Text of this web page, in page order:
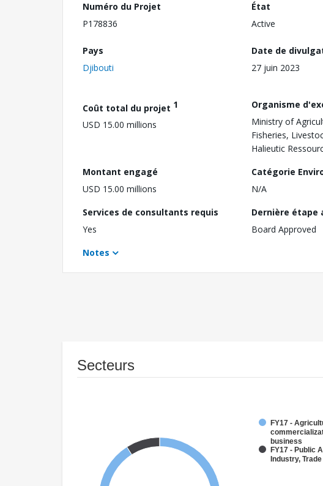
Numéro du Projet
P178836
État
Active
Pays
Djibouti
Date de
27 juin 2023
Coût total du projet 1
USD 15.00 millions
Organisme
Ministry of
Fisheries,
Halieutic
Montant engagé
USD 15.00 millions
Catégorie
N/A
Services de consultants requis
Yes
Dernière
Board Approved
Notes
Secteurs
FY17 -
business
FY17 - Public
Industry,